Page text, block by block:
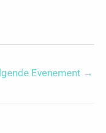
Evenement →